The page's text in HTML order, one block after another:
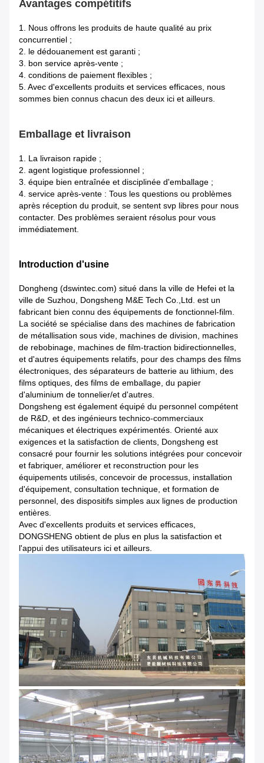
Avantages compétitifs
1. Nous offrons les produits de haute qualité au prix
concurrentiel ;
2. le dédouanement est garanti ;
3. bon service après-vente ;
4. conditions de paiement flexibles ;
5. Avec d'excellents produits et services efficaces, nous
sommes bien connus chacun des deux ici et ailleurs.
Emballage et livraison
1. La livraison rapide ;
2. agent logistique professionnel ;
3. équipe bien entraînée et disciplinée d'emballage ;
4. service après-vente : Tous les questions ou problèmes
après réception du produit, se sentent svp libres pour nous
contacter. Des problèmes seraient résolus pour vous
immédiatement.
Introduction d'usine
Dongheng (dswintec.com) situé dans la ville de Hefei et la
ville de Suzhou, Dongsheng M&E Tech Co.,Ltd. est un
fabricant bien connu des équipements de fonctionnel-film.
La société se spécialise dans des machines de fabrication
de métallisation sous vide, machines de division, machines
de rebobinage, machines de film-traction bidirectionnelles,
et d'autres équipements relatifs, pour des champs des films
électroniques, des séparateurs de batterie au lithium, des
films optiques, des films de emballage, du papier
d'aluminium de tonnelier/et d'autres.
Dongsheng est également équipé du personnel compétent
de R&D, et des ingénieurs technico-commerciaux
mécaniques et électriques expérimentés. Orienté aux
exigences et la satisfaction de clients, Dongsheng est
consacré pour fournir les solutions intégrées pour concevoir
et fabriquer, améliorer et reconstruction pour les
équipements utilisés, concevoir de processus, installation
d'équipement, consultation technique, et formation de
personnel, des dispositifs simples aux lignes de production
entières.
Avec d'excellents produits et services efficaces,
DONGSHENG obtient de plus en plus la satisfaction et
l'appui des utilisateurs ici et ailleurs.